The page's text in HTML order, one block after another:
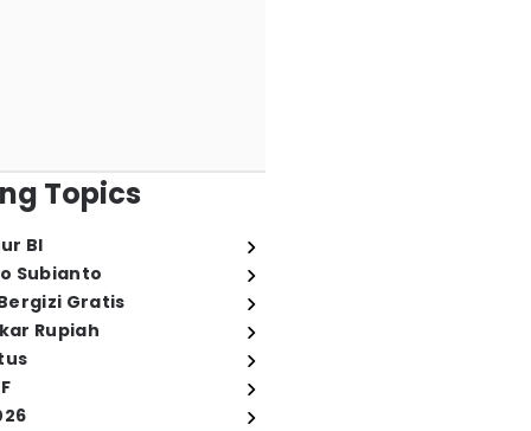
Topics
BI
Subianto
Gratis
Rupiah